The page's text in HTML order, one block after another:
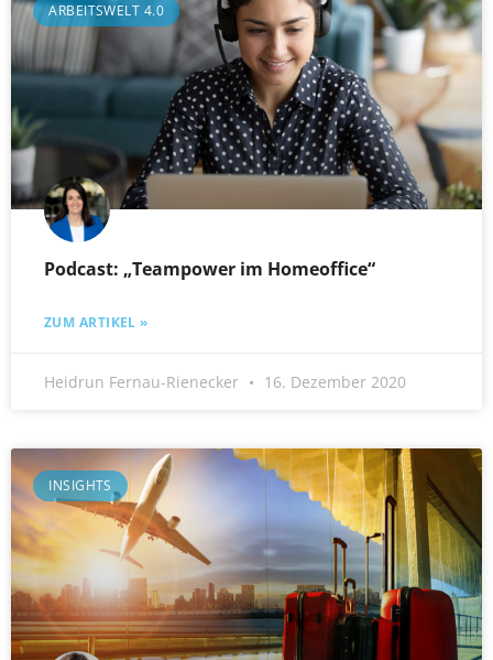
ARBEITSWELT 4.0
Podcast: „Teampower im Homeoffice“
ZUM ARTIKEL »
Heidrun Fernau-Rienecker 16. Dezember 2020
INSIGHTS